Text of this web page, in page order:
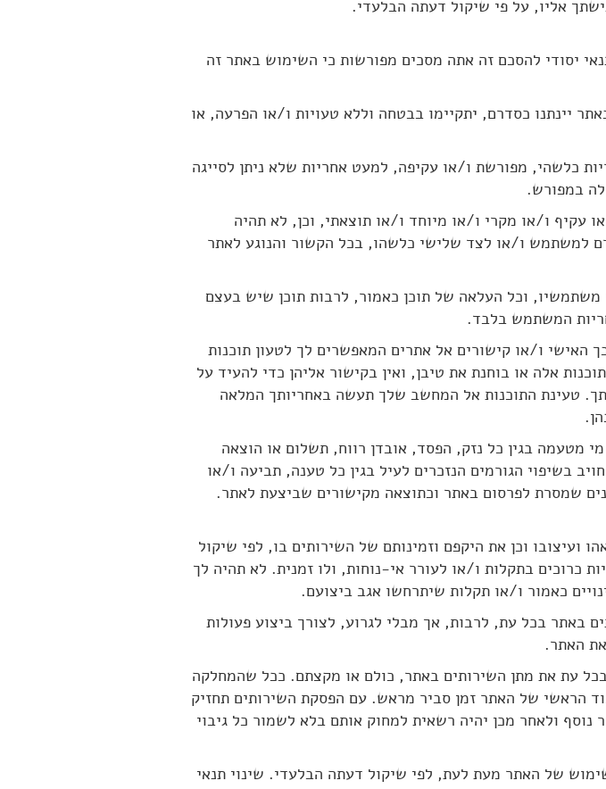
אליו, על פי שיקול דעתה הבלעדי.
יסודי להסכם זה אתה מסכים מפורשות כי השימוש באתר זה
יינתנו כסדרם, יתקיימו בבטחה וללא טעויות ו/או הפרעה, או
כלשהי, מפורשת ו/או עקיפה, למעט אחריות שלא ניתן לסייגה
במפורש.
עקיף ו/או מקרי ו/או מיוחד ו/או תוצאתי, וכן, לא תהיה
למשתמש ו/או לצד שלישי כלשהו, בכל הקשור והנוגע לאתר
משתמשיו, וכל העלאה של תוכן כאמור, לרבות תוכן שיש בעצם
המשתמש בלבד.
האישי ו/או קישורים אל אתרים המאפשרים לך לטעון תוכנות
אלה או בוחנת את טיבן, ואין בקישור אליהן כדי להעיד על
טעינת התוכנות אל המחשב שלך תעשה באחריותך המלאה
מטעמה בגין כל נזק, הפסד, אובדן רווח, תשלום או הוצאה
בשיפוי הגורמים הנזכרים לעיל בגין כל טענה, תביעה ו/או
שמסרת לפרסום באתר וכתוצאה מקישורים שביצעת לאתר.
ועיצובו וכן את היקפם וזמינותם של השירותים בו, לפי שיקול
כרוכים בתקלות ו/או לעורר אי-נוחות, ולו זמנית. לא תהיה לך
כאמור ו/או תקלות שיתרחשו אגב ביצועם.
באתר בכל עת, לרבות, אך מבלי לגרוע, לצורך ביצוע פעולות
האתר.
בכל עת את מתן השירותים באתר, כולם או מקצתם. ככל שהמחלקה
הראשי של האתר זמן סביר מראש. עם הפסקת השירותים תחזיק
ולאחר מכן יהיה רשאית למחוק אותם בלא לשמור כל גיבוי
של האתר מעת לעת, לפי שיקול דעתה הבלעדי. שינוי תנאי